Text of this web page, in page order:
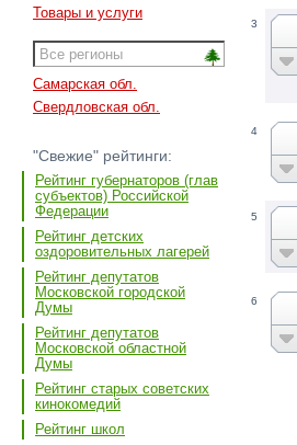
Товары и услуги
Самарская обл.
Свердловская обл.
"Свежие" рейтинги:
Рейтинг губернаторов (глав
субъектов) Российской
Федерации
Рейтинг детских
оздоровительных лагерей
Рейтинг депутатов
Московской городской
Думы
Рейтинг депутатов
Московской областной
Думы
Рейтинг старых советских
кинокомедий
Рейтинг школ
3
4
5
6